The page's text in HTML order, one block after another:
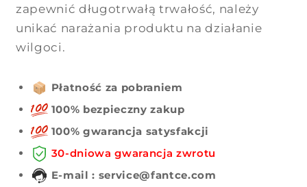
zapewnić długotrwałą trwałość, należy
unikać narażania produktu na działanie
wilgoci.
Płatność za pobraniem
100% bezpieczny zakup
100% gwarancja satysfakcji
30-dniowa gwarancja zwrotu
E-mail : service@fantce.com